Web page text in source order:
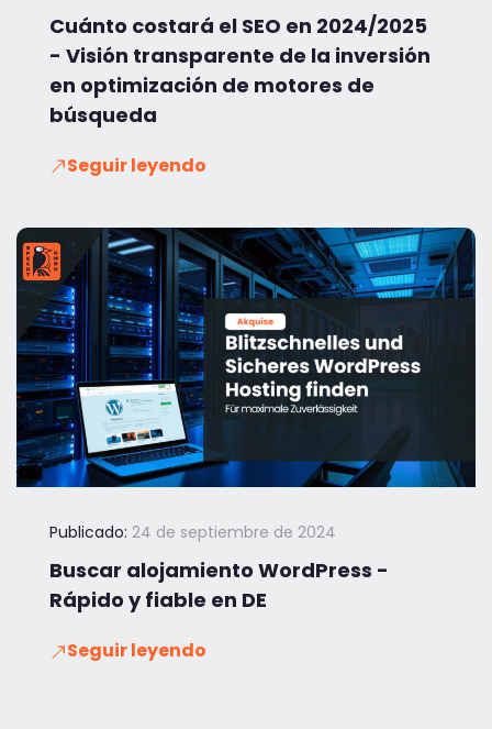
Cuánto costará el SEO en 2024/2025
- Visión transparente de la inversión
en optimización de motores de
búsqueda
Seguir leyendo
Publicado: 24 de septiembre de 2024
Buscar alojamiento WordPress -
Rápido y fiable en DE
Seguir leyendo